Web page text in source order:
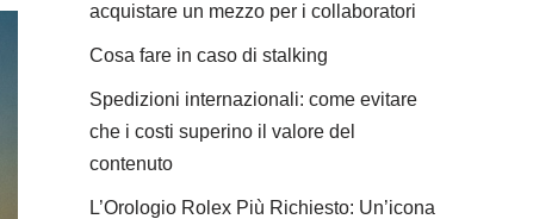
acquistare un mezzo per i collaboratori
Cosa fare in caso di stalking
Spedizioni internazionali: come evitare
che i costi superino il valore del
contenuto
L’Orologio Rolex Più Richiesto: Un’icona